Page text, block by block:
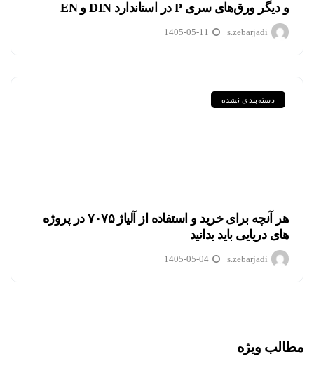
و دیگر ورق‌های سری P در استاندارد DIN و EN
s.zebarjadi
1405-05-11
دسته‌بندی نشده
هر آنچه برای خرید و استفاده از آلیاژ ۷۰۷۵ در پروژه
های دریایی باید بدانید
s.zebarjadi
1405-05-04
مطالب ویژه